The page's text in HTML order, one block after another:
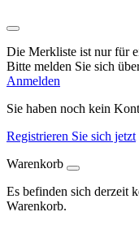
Die Merkliste ist nur für
Bitte melden Sie sich
Anmelden
Sie haben noch kein
Registrieren Sie sich jetzt
Warenkorb
Es befinden sich derzeit
Warenkorb.